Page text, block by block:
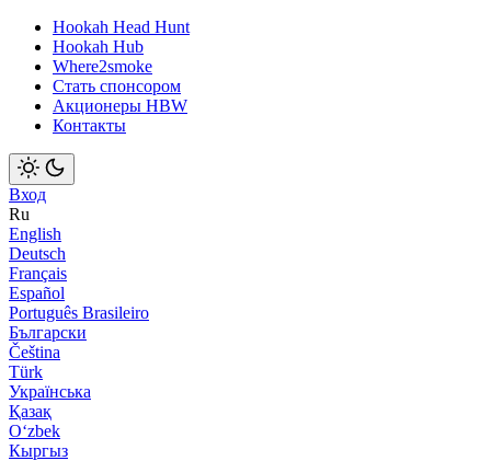
Hookah Head Hunt
Hookah Hub
Where2smoke
Стать спонсором
Акционеры HBW
Контакты
Вход
Ru
English
Deutsch
Français
Español
Português Brasileiro
Български
Čeština
Türk
Українська
Қазақ
Оʻzbek
Кыргыз